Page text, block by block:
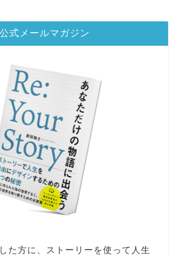
公式メールマガジン
た方に、ストーリーを使って人生